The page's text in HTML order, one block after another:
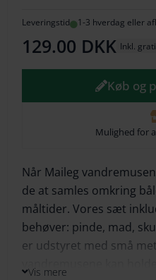
244
284
Leveringstid 1-3 hverdag eller
129.00 DKK Inkl.
Køb og
Mulighed for
Maileg
bålsæt
mus
mini
TILFØJ TIL
TILFØJ
Tilføj til ønskeliste
Når Maileg
de at samles omkring
måltider. Vores sæt
behøver: pinde, mad,
er udstyret med små
Vis mere